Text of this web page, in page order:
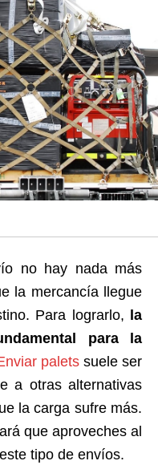
no hay nada más
la mercancía llegue
Para lograrlo, la
para la
palets suele ser
a otras alternativas
la carga sufre más.
que aproveches al
tipo de envíos.